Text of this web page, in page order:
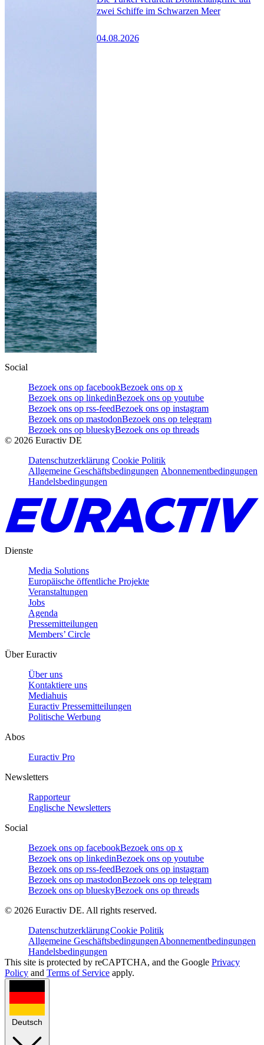
zwei Schiffe im Schwarzen Meer
04.08.2026
Social
Bezoek ons op facebookBezoek ons op x
Bezoek ons op linkedinBezoek ons op youtube
Bezoek ons op rss-feedBezoek ons op instagram
Bezoek ons op mastodonBezoek ons op telegram
Bezoek ons op blueskyBezoek ons op threads
© 2026 Euractiv DE
Datenschutzerklärung Cookie Politik
Allgemeine Geschäftsbedingungen Abonnementbedingungen
Handelsbedingungen
Dienste
Media Solutions
Europäische öffentliche Projekte
Veranstaltungen
Jobs
Agenda
Pressemitteilungen
Members’ Circle
Über Euractiv
Über uns
Kontaktiere uns
Mediahuis
Euractiv Pressemitteilungen
Politische Werbung
Abos
Euractiv Pro
Newsletters
Rapporteur
Englische Newsletters
Social
Bezoek ons op facebookBezoek ons op x
Bezoek ons op linkedinBezoek ons op youtube
Bezoek ons op rss-feedBezoek ons op instagram
Bezoek ons op mastodonBezoek ons op telegram
Bezoek ons op blueskyBezoek ons op threads
© 2026 Euractiv DE. All rights reserved.
DatenschutzerklärungCookie Politik
Allgemeine GeschäftsbedingungenAbonnementbedingungen
Handelsbedingungen
This site is protected by reCAPTCHA, and the Google Privacy
Policy and Terms of Service apply.
Deutsch